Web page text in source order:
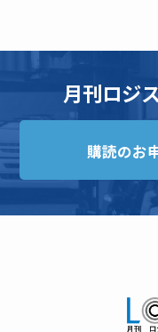
月刊ロジ
購読のお